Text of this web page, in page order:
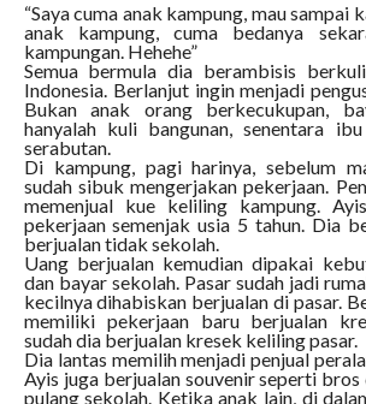
“Saya cuma anak kampung, mau sampai
anak kampung, cuma bedanya
kampungan. Hehehe”
Semua bermula dia berambisis
Indonesia. Berlanjut ingin menjadi
Bukan anak orang berkecukupan,
hanyalah kuli bangunan, senentara
serabutan.
Di kampung, pagi harinya, sebelum
sudah sibuk mengerjakan pekerjaan.
memenjual kue keliling kampung.
pekerjaan semenjak usia 5 tahun. Dia
berjualan tidak sekolah.
Uang berjualan kemudian dipakai
dan bayar sekolah. Pasar sudah jadi
kecilnya dihabiskan berjualan di pasar.
memiliki pekerjaan baru berjualan
sudah dia berjualan kresek keliling pasar.
Dia lantas memilih menjadi penjual
Ayis juga berjualan souvenir seperti
pulang sekolah. Ketika anak lain, di